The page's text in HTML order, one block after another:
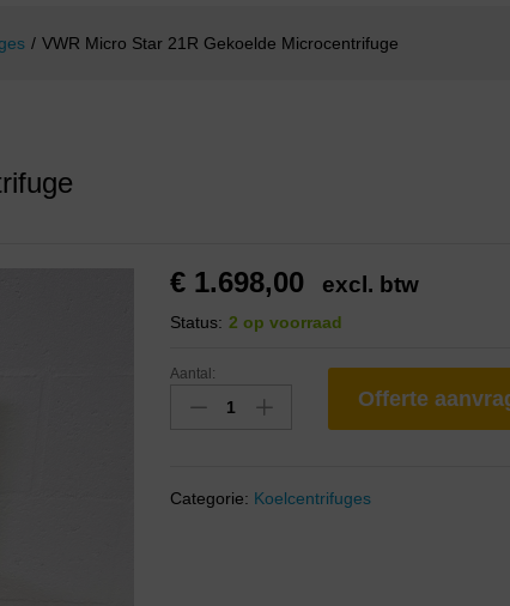
/ VWR Micro Star 21R Gekoelde Microcentrifuge
€ 1.698,00 excl. btw
Status: 2 op voorraad
Aantal:
Offerte
Categorie: Koelcentrifuges